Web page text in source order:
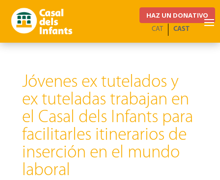
HAZ UN DONATIVO
CAST
CAT
Jóvenes ex tutelados y
ex tuteladas trabajan en
el Casal dels Infants para
facilitarles itinerarios de
inserción en el mundo
laboral